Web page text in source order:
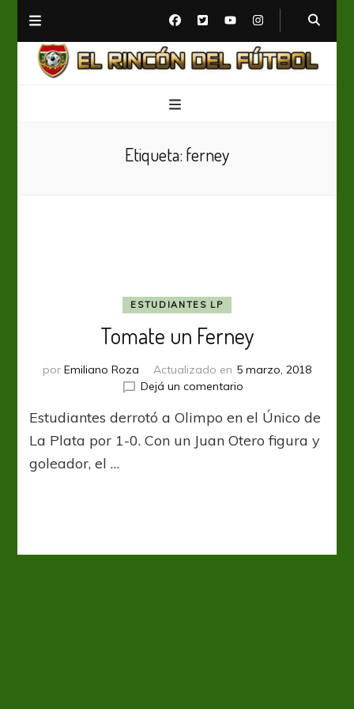
Etiqueta: ferney
ESTUDIANTES LP
Tomate un Ferney
por Emiliano Roza Actualizado en 5 marzo, 2018
Dejá un comentarioen
un
Ferney
Estudiantes derrotó a Olimpo en el Único de
La Plata por 1-0. Con un Juan Otero figura y
goleador, el …